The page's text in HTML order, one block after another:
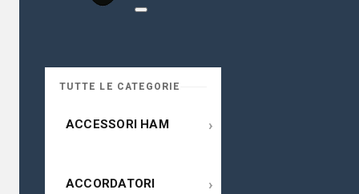
TUTTE LE CATEGORIE
ACCESSORI HAM ›
ACCORDATORI ›